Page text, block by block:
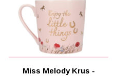
Miss Melody Krus -